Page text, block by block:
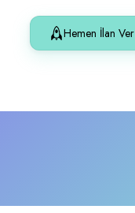
Hemen İlan Ver